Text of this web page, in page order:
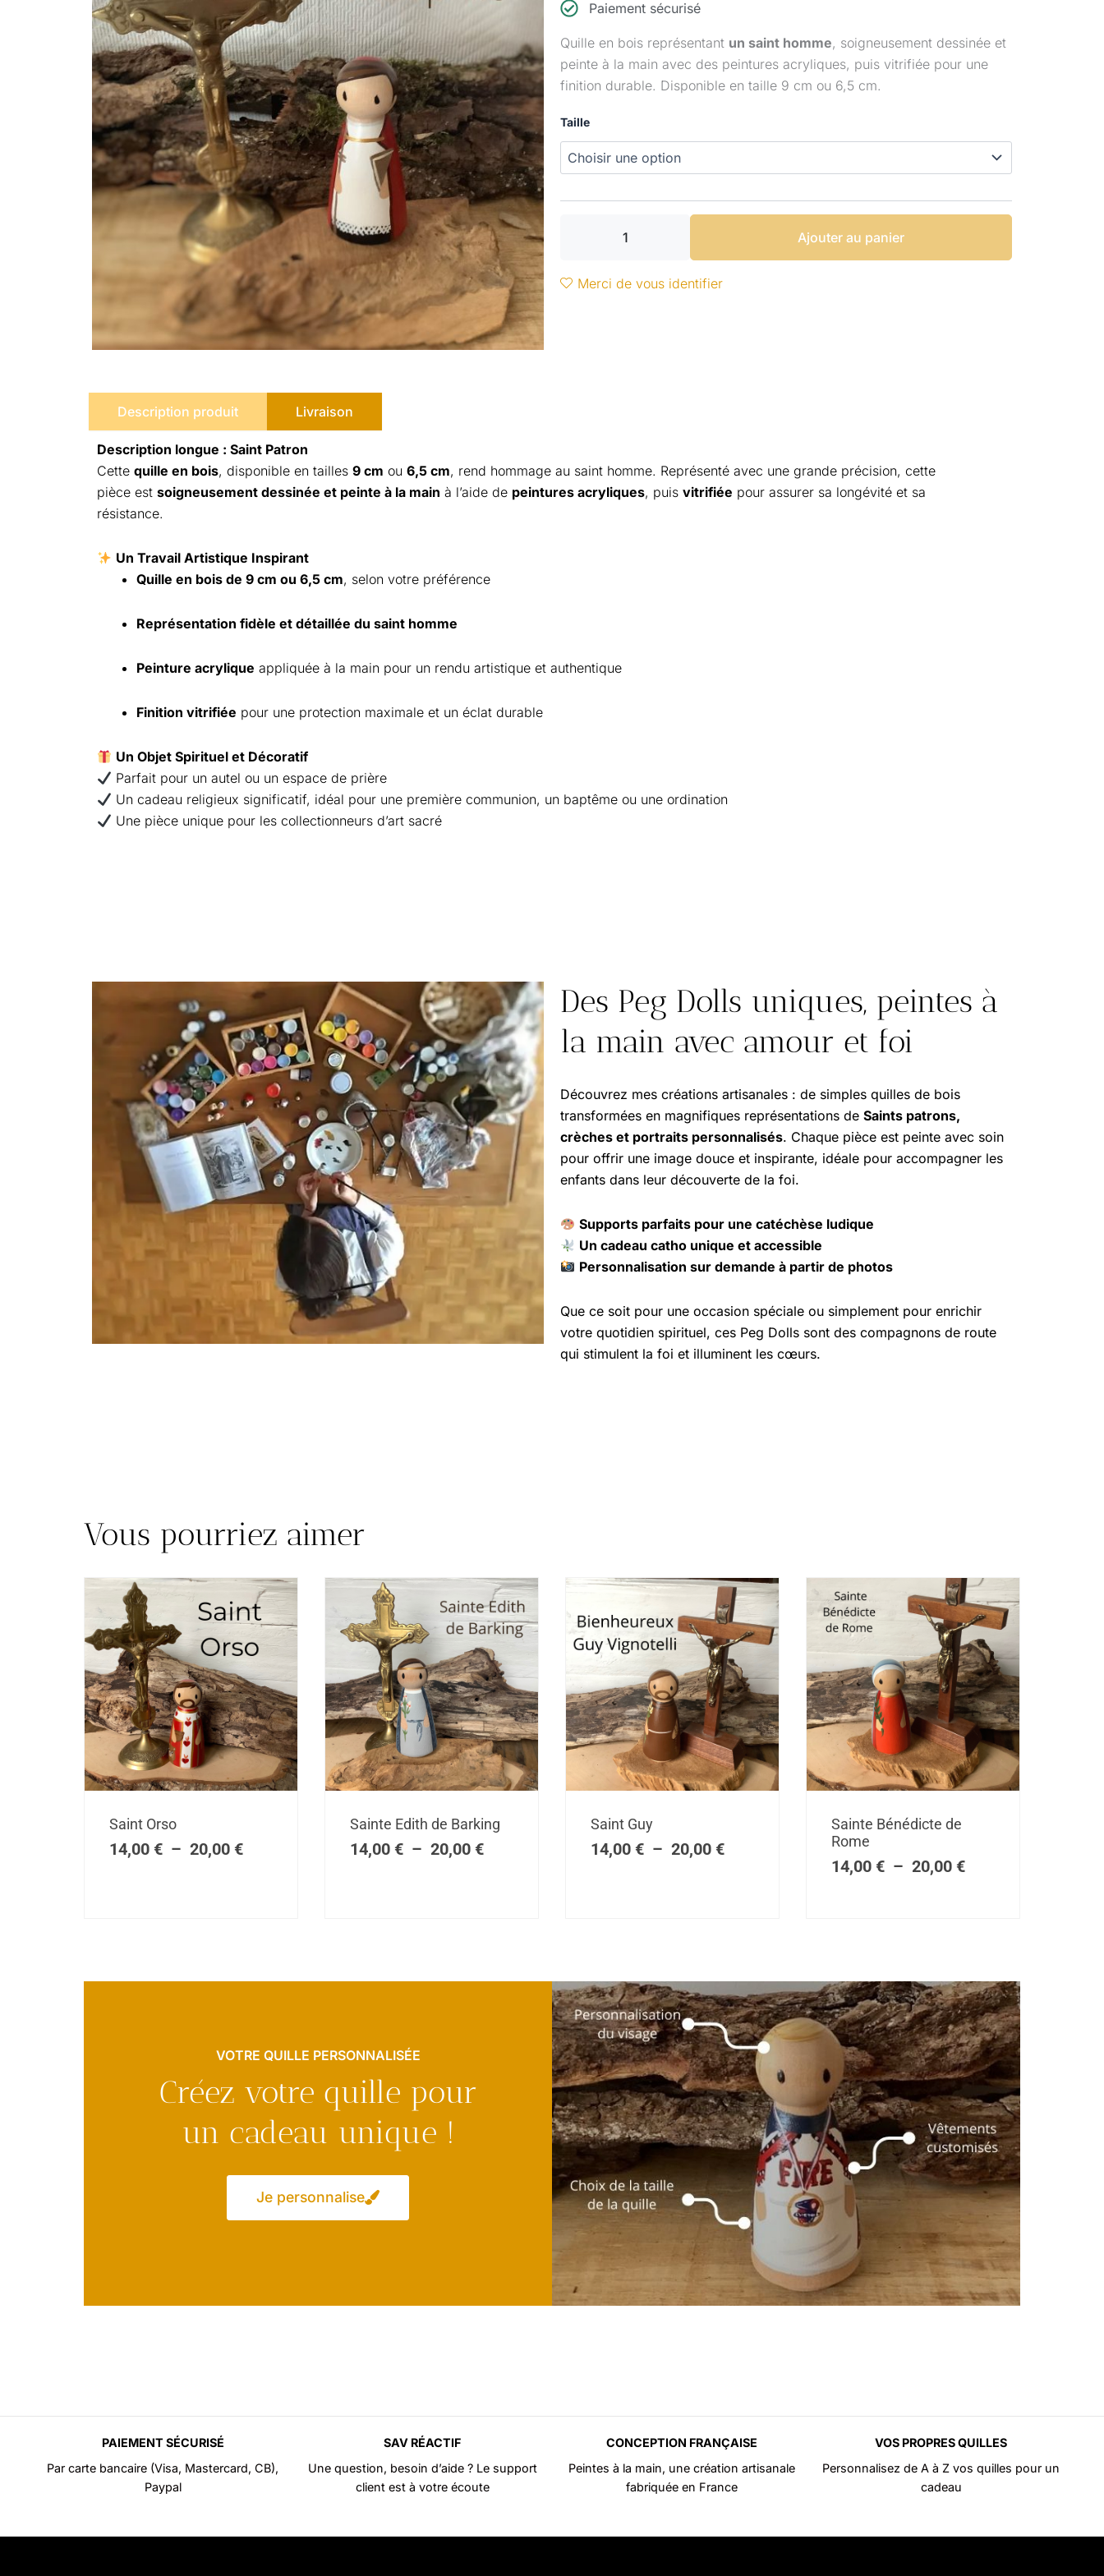
à
20,00 €
Paiement sécurisé
Quille en bois représentant un saint homme, soigneusement dessinée et
peinte à la main avec des peintures acryliques, puis vitrifiée pour une
finition durable. Disponible en taille 9 cm ou 6,5 cm.
Taille
Théophile
Ajouter au panier
Merci de vous identifier
Description produit Livraison
Description longue : Saint Patron
Cette quille en bois, disponible en tailles 9 cm ou 6,5 cm, rend hommage au saint homme. Représenté avec une grande précision, cette
pièce est soigneusement dessinée et peinte à la main à l’aide de peintures acryliques, puis vitrifiée pour assurer sa longévité et sa
résistance.
Un Travail Artistique Inspirant
Quille en bois de 9 cm ou 6,5 cm, selon votre préférence
Représentation fidèle et détaillée du saint homme
Peinture acrylique appliquée à la main pour un rendu artistique et authentique
Finition vitrifiée pour une protection maximale et un éclat durable
Un Objet Spirituel et Décoratif
Parfait pour un autel ou un espace de prière
Un cadeau religieux significatif, idéal pour une première communion, un baptême ou une ordination
Une pièce unique pour les collectionneurs d’art sacré
Des Peg Dolls uniques, peintes à
la main avec amour et foi
Découvrez mes créations artisanales : de simples quilles de bois
transformées en magnifiques représentations de Saints patrons,
crèches et portraits personnalisés. Chaque pièce est peinte avec soin
pour offrir une image douce et inspirante, idéale pour accompagner les
enfants dans leur découverte de la foi.
Supports parfaits pour une catéchèse ludique
Un cadeau catho unique et accessible
Personnalisation sur demande à partir de photos
Que ce soit pour une occasion spéciale ou simplement pour enrichir
votre quotidien spirituel, ces Peg Dolls sont des compagnons de route
qui stimulent la foi et illuminent les cœurs.
Vous pourriez aimer
Saint Orso
14,00 € – 20,00 €de
prix :
Sainte Edith de Barking
14,00 € – 20,00 €
Plage
de
prix :
Saint Guy
14,00 € – 20,00 €de
prix :
Sainte Bénédicte de
Rome
14,00 € – 20,00 €14,00 €
VOTRE QUILLE PERSONNALISÉE
Créez votre quille pour
un cadeau unique !
Je personnalise
PAIEMENT SÉCURISÉ
Par carte bancaire (Visa, Mastercard, CB),
Paypal
SAV RÉACTIF
Une question, besoin d’aide ? Le support
client est à votre écoute
CONCEPTION FRANÇAISE
Peintes à la main, une création artisanale
fabriquée en France
VOS PROPRES QUILLES
Personnalisez de A à Z vos quilles pour un
cadeau